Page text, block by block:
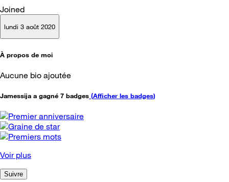
Joined
lundi 3 août 2020
À propos de moi
Aucune bio ajoutée
Jamessija a gagné 7 badges (Afficher les badges)
Voir plus
Suivre